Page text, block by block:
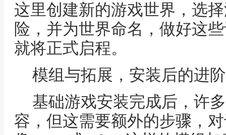
这里创建新的游戏世界，选
险，并为世界命名，做好这
就将正式启程。
模组与拓展，安装后的进
基础游戏安装完成后，许
容，但这需要额外的步骤，